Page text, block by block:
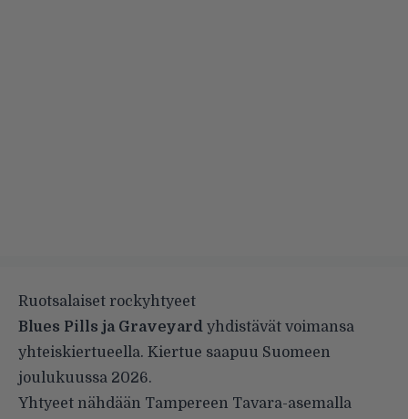
Ruotsalaiset rockyhtyeet
Blues Pills ja Graveyard yhdistävät voimansa
yhteiskiertueella. Kiertue saapuu Suomeen
joulukuussa 2026.
Yhtyeet nähdään Tampereen Tavara-asemalla